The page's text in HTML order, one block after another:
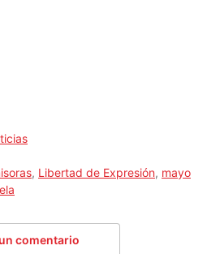
, Libertad de Expresión, mayo
comentario